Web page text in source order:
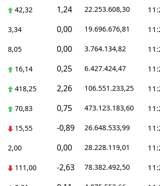
42,32 1,24 22.253.608,30
3,34 0,00 19.696.676,81
8,05 0,00 3.764.134,82
16,14 0,25 6.427.424,47
418,25 2,26 106.551.233,25
70,83 0,75 473.123.183,60
15,55 -0,89 26.648.533,99
2,00 0,00 28.228.119,01
111,00 -2,63 78.382.492,50